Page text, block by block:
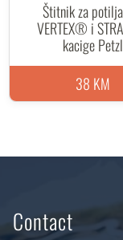
Štitnik za
VERTEX® i
kacige Petzl
38 KM
Contact